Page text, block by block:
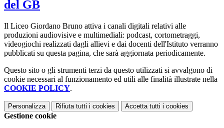
del GB
Il Liceo Giordano Bruno attiva i canali digitali relativi alle
produzioni audiovisive e multimediali: podcast, cortometraggi,
videogiochi realizzati dagli allievi e dai docenti dell'Istituto verranno
pubblicati su questa pagina, che sarà aggiornata periodicamente.
Questo sito o gli strumenti terzi da questo utilizzati si avvalgono di
cookie necessari al funzionamento ed utili alle finalità illustrate nella
COOKIE POLICY.
Personalizza Rifiuta tutti i cookies Accetta tutti i cookies
Gestione cookie